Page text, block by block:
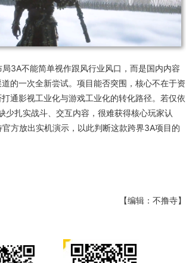
3A不能简单视作跟风行业风口，而是国内内容
的一次全新尝试。项目能否突围，核心不在于资
通影视工业化与游戏工业化的转化路径。若仅依
少扎实战斗、交互内容，很难获得核心玩家认
方放出实机演示，以此判断这款跨界3A项目的
【编辑：不撸寺】